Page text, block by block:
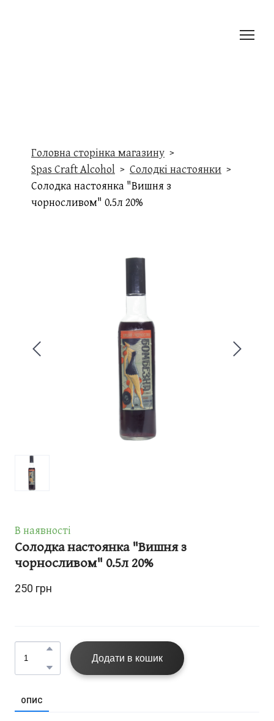
Головна сторінка магазину
Spas Craft Alcohol
Солодкі настоянки
Солодка настоянка "Вишня з
чорносливом" 0.5л 20%
В наявності
Солодка настоянка "Вишня з
чорносливом" 0.5л 20%
250 грн
Додати в кошик
ОПИС